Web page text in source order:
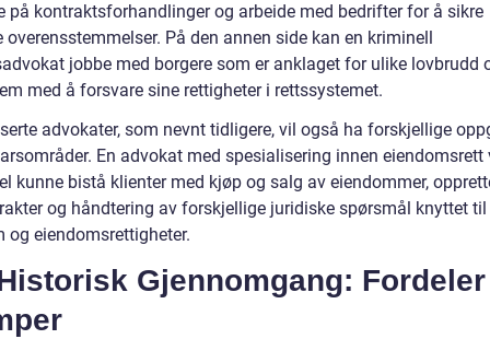
på kontraktsforhandlinger og arbeide med bedrifter for å sikre
overensstemmelser. På den annen side kan en kriminell
jobbe med borgere som er anklaget for ulike lovbrudd
med å forsvare sine rettigheter i rettssystemet.
advokater, som nevnt tidligere, vil også ha forskjellige
En advokat med spesialisering innen eiendomsrett
kunne bistå klienter med kjøp og salg av eiendommer,
og håndtering av forskjellige juridiske spørsmål knyttet til
og eiendomsrettigheter.
Gjennomgang: